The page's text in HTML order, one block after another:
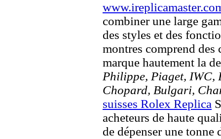
combiner une large
des styles et des
montres comprend des
marque hautement la
Philippe, Piaget, IWC,
Chopard, Bulgari,
suisses Rolex Replica
acheteurs de haute
de dépenser une